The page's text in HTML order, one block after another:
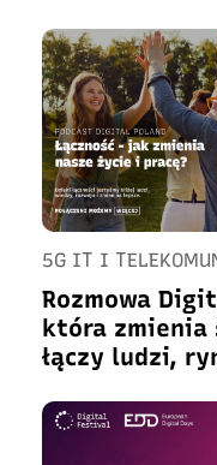
5G IT I
Rozmowa
która zmienia
łączy ludzi,